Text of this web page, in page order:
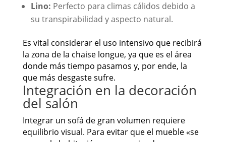
Lino: Perfecto para climas cálidos debido a
su transpirabilidad y aspecto natural.
Es vital considerar el uso intensivo que recibirá
la zona de la chaise longue, ya que es el área
donde más tiempo pasamos y, por ende, la
que más desgaste sufre.
Integración en la decoración
del salón
Integrar un sofá de gran volumen requiere
equilibrio visual. Para evitar que el mueble «se